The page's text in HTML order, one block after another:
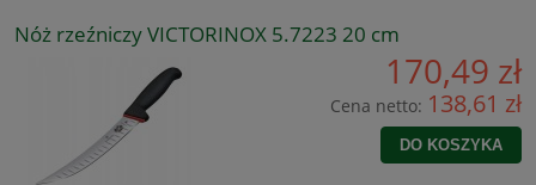
Nóż rzeźniczy VICTORINOX 5.7223 20 cm
170,49 zł
Cena netto: 138,61 zł
DO KOSZYKA